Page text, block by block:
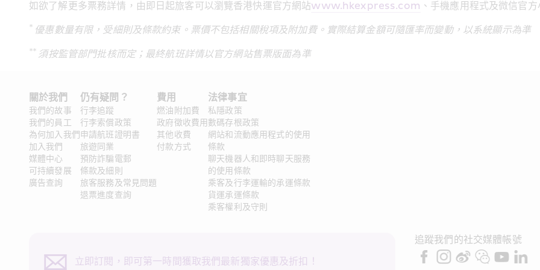
如欲了解更多票務詳情，由即日起旅客可以瀏覽香港快運官方網站www.hkexpress.com 、手機應用程式及微信官
* 優惠數量有限，受細則及條款約束。票價不包括相關稅項及附加費。實際結算金額可隨匯率而變動，以系統顯示為準
** 須按監管部門批核而定；最終航班詳情以官方網站售票版面為準
關於我們
我們的故事
我們的員工
為何加入我們
加入我們
媒體中心
可持續發展
廣告查詢
仍有疑問？
行李追蹤
行李索償政策
申請航班證明書
旅遊同業
預防詐騙電郵
條款及細則
旅客服務及常見問題
退票進度查詢
費用
燃油附加費
政府徵收費用
其他收費
付款方式
法律事宜
私隱政策
數碼存根政策
網站和流動應用程式的使用
條款
聊天機器人和即時聊天服務
的使用條款
乘客及行李運輸的承運條款
貨運承運條款
乘客權利及守則
立即訂閱，即可第一時間獲取我們最新獨家優惠及折扣！
追蹤我們的社交媒體帳號